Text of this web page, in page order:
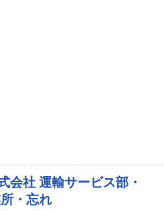
会社 運輸サービス部・
・忘れ